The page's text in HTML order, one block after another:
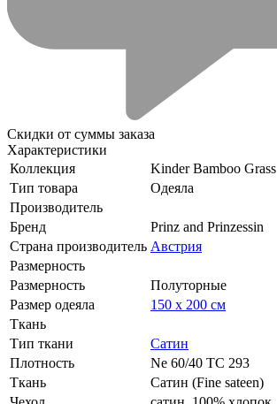
Скидки от суммы заказа
Характеристики
Коллекция
Kinder Bamboo Grass
Тип товара
Одеяла
Производитель
Бренд
Prinz and Prinzessin
Страна производитель Австрия
Размерность
Размерность
Полуторные
Размер одеяла
150 х 200 см
Ткань
Тип ткани
Сатин
Плотность
Ne 60/40 TC 293
Ткань
Сатин (Fine sateen)